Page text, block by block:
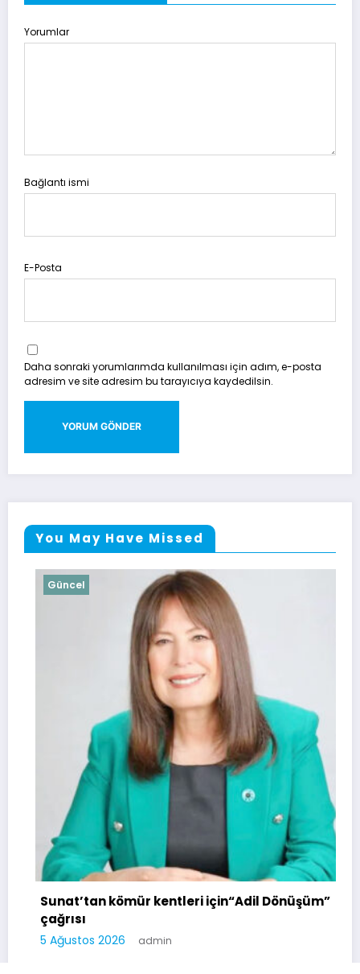
Yorumlar
Bağlantı ismi
E-Posta
Daha sonraki yorumlarımda kullanılması için adım, e-posta
adresim ve site adresim bu tarayıcıya kaydedilsin.
You May Have Missed
Güncel
Sunat’tan kömür kentleri için“Adil Dönüşüm”
çağrısı
5 Ağustos 2026 admin